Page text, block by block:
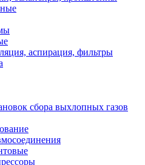
аспирация, фильтры
сбора выхлопных газов